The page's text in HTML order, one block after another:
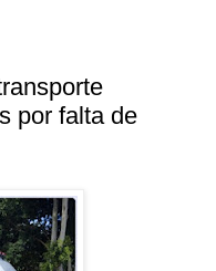
por falta de